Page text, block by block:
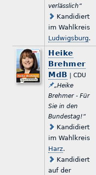
verlässlich“
Kandidiert
im Wahlkreis
Ludwigsburg.
Heike
Brehmer
MdB | CDU
„Heike
Brehmer - Für
Sie in den
Bundestag!“
Kandidiert
im Wahlkreis
Harz.
Kandidiert
auf der